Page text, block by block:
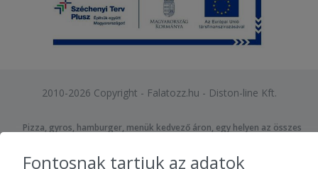
2010-2026 Copyright - Falatozz.hu - Diston-line Kft.
Pizza, gyros, hamburger, menük kedvező áron, egy helyen az összes
Fontosnak tartjuk az adatok